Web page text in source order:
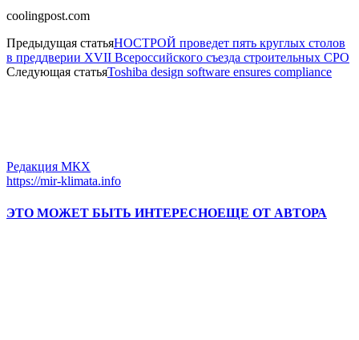
coolingpost.com
Предыдущая статьяНОСТРОЙ проведет пять круглых столов
в преддверии XVII Всероссийского съезда строительных СРО
Следующая статьяToshiba design software ensures compliance
Редакция МКХ
https://mir-klimata.info
ЭТО МОЖЕТ БЫТЬ ИНТЕРЕСНОЕЩЕ ОТ АВТОРА